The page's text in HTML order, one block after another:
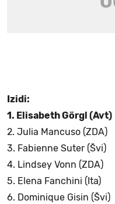
Izidi:
1. Elisabeth Görgl
2. Julia Mancuso
3. Fabienne Suter
4. Lindsey Vonn
5. Elena Fanchini
6. Dominique Gisin